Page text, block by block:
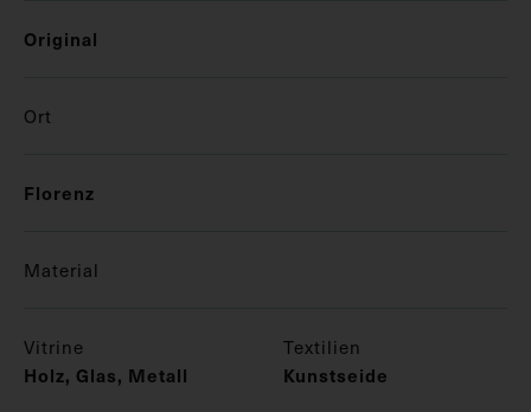
Original
Ort
Florenz
Material
Vitrine
Holz, Glas, Metall
Textilien
Kunstseide